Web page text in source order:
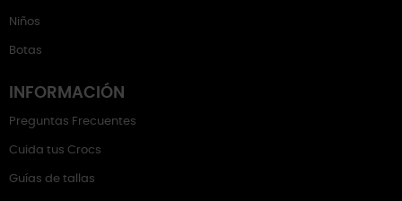
Niños
Botas
INFORMACIÓN
Preguntas Frecuentes
Cuida tus Crocs
Guías de tallas